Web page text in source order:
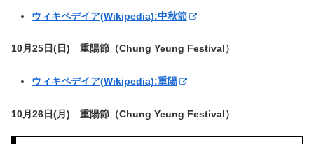
ウィキペデイア(Wikipedia):中秋節
10月25日(日) 重陽節（Chung Yeung Festival）
ウィキペデイア(Wikipedia):重陽
10月26日(月) 重陽節（Chung Yeung Festival）